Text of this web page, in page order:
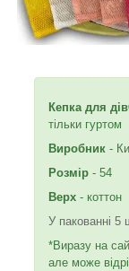
Кепка для
тільки гуртом
Виробник -
Розмір - 54
Верх - коттон
У пакованні
*Виразу на
але може